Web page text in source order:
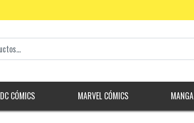
DC CÓMICS MARVEL CÓMICS MANGA